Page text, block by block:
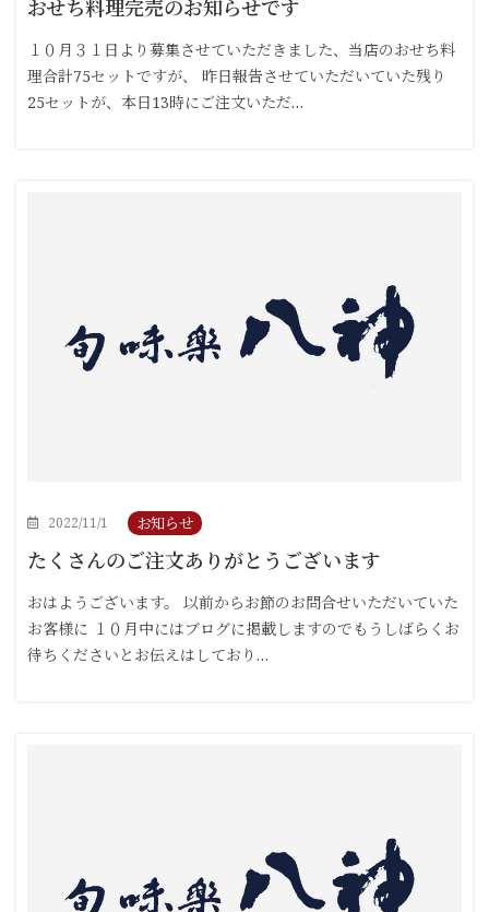
おせち料理完売のお知らせです
１０月３１日より募集させていただきました、当店のおせち料
理合計75セットですが、 昨日報告させていただいていた残り
25セットが、本日13時にご注文いただ…
2022/11/1 お知らせ
たくさんのご注文ありがとうございます
おはようございます。 以前からお節のお問合せいただいていた
お客様に １０月中にはブログに掲載しますのでもうしばらくお
待ちくださいとお伝えはしており…